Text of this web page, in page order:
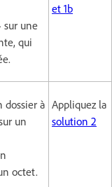
sur une
qui
et 1b
dossier à
un
octet.
Appliquez la
solution 2